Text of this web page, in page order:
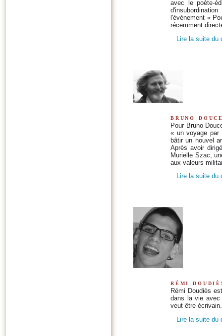
avec le poète-
l'événement «
récemment
Lire la suite du
bruno
Pour Bruno
« un voyage par
bâtir un nouvel
Après avoir
Murielle Szac,
aux valeurs
Lire la suite du
rémi
Rémi Doudiès
dans la vie avec
veut être écrivain.
Lire la suite du